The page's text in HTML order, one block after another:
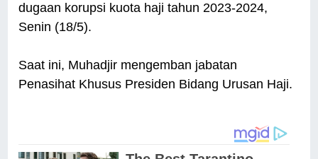
dugaan korupsi kuota haji tahun 2023-2024,
Senin (18/5).
Saat ini, Muhadjir mengemban jabatan
Penasihat Khusus Presiden Bidang Urusan Haji.